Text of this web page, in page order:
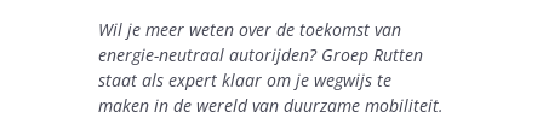
Wil je meer weten over de toekomst van
energie-neutraal autorijden? Groep Rutten
staat als expert klaar om je wegwijs te
maken in de wereld van duurzame mobiliteit.